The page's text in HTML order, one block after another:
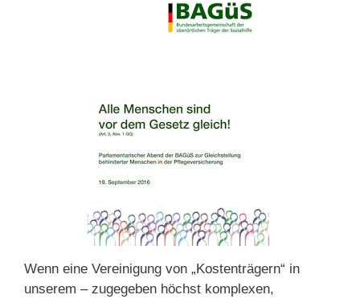
Wenn eine Vereinigung von „Kostenträgern“ in
unserem – zugegeben höchst komplexen,